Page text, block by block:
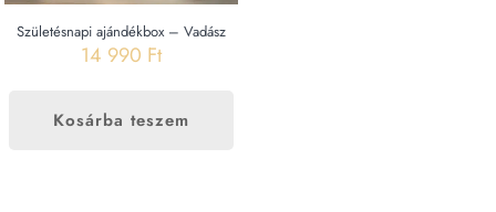
Születésnapi ajándékbox – Vadász
14 990 Ft
Kosárba teszem